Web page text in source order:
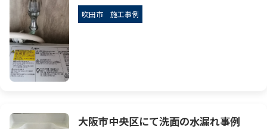
吹田市 施工事例
大阪市中央区にて洗面の水漏れ事例